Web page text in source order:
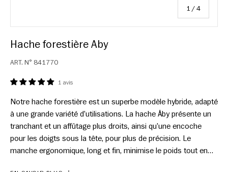
1 /sur
4
Hache forestière Aby
ART. N° 841770
1 avis
Notre hache forestière est un superbe modèle hybride, adapté
à une grande variété d’utilisations. La hache Åby présente un
tranchant et un affûtage plus droits, ainsi qu’une encoche
pour les doigts sous la tête, pour plus de précision. Le
manche ergonomique, long et fin, minimise le poids tout en